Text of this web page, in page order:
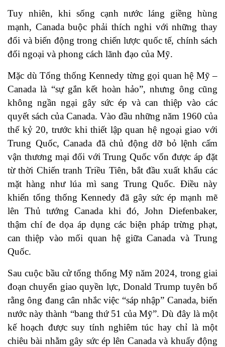
Tuy nhiên, khi sống cạnh nước láng giềng hùng
mạnh, Canada buộc phải thích nghi với những thay
đổi và biến động trong chiến lược quốc tế, chính sách
đối ngoại và phong cách lãnh đạo của Mỹ.
Mặc dù Tổng thống Kennedy từng gọi quan hệ Mỹ –
Canada là “sự gắn kết hoàn hảo”, nhưng ông cũng
không ngần ngại gây sức ép và can thiệp vào các
quyết sách của Canada. Vào đầu những năm 1960 của
thế kỷ 20, trước khi thiết lập quan hệ ngoại giao với
Trung Quốc, Canada đã chủ động dỡ bỏ lệnh cấm
vận thương mại đối với Trung Quốc vốn được áp đặt
từ thời Chiến tranh Triều Tiên, bắt đầu xuất khẩu các
mặt hàng như lúa mì sang Trung Quốc. Điều này
khiến tổng thống Kennedy đã gây sức ép mạnh mẽ
lên Thủ tướng Canada khi đó, John Diefenbaker,
thậm chí đe dọa áp dụng các biện pháp trừng phạt,
can thiệp vào mối quan hệ giữa Canada và Trung
Quốc.
Sau cuộc bầu cử tổng thống Mỹ năm 2024, trong giai
đoạn chuyển giao quyền lực, Donald Trump tuyên bố
rằng ông đang cân nhắc việc “sáp nhập” Canada, biến
nước này thành “bang thứ 51 của Mỹ”. Dù đây là một
kế hoạch được suy tính nghiêm túc hay chỉ là một
chiêu bài nhằm gây sức ép lên Canada và khuấy động